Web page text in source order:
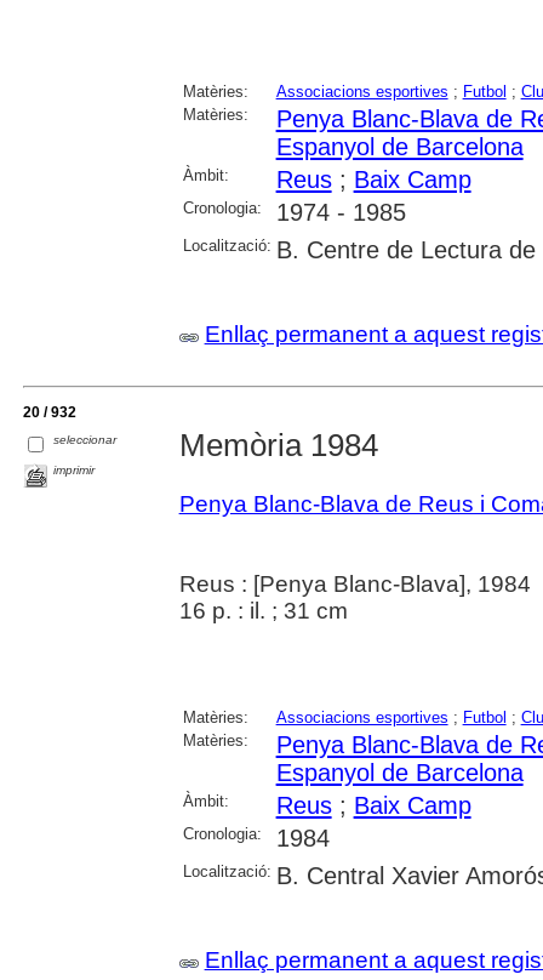
Matèries: Associacions esportives ; Futbol ;
Matèries:
Penya Blanc-Blava de
Espanyol de Barcelona
Àmbit: Reus; Baix Camp
Cronologia: 1974 - 1985
Localització: B. Centre de Lectura de
Enllaç permanent a aquest
20 / 932
seleccionar
imprimir
Memòria 1984
Penya Blanc-Blava de Reus i
Reus : [Penya Blanc-Blava], 1984
16 p. : il. ; 31 cm
Matèries: Associacions esportives ; Futbol ;
Matèries:
Penya Blanc-Blava de
Espanyol de Barcelona
Àmbit: Reus; Baix Camp
Cronologia: 1984
Localització: B. Central Xavier
Enllaç permanent a aquest